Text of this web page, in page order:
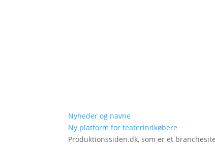
Nyheder og navne
Ny platform for teaterindkøbere
Produktionssiden.dk, som er et